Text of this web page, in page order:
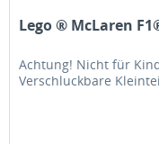
Lego ® McLaren
Achtung! Nicht für
Verschluckbare